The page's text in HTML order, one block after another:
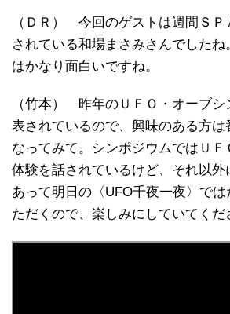
（ＤＲ） 今回のゲストは週間ＳＰ
されている和場まさみさんでした
はかなり面白いですね。
（竹本） 昨年のＵＦＯ・オーブシ
表されているので、興味のある方は
なってみて。シンポジウムではＵＦ
体験を話されているけど、それ以
あって明日の〈UFO千夜一夜〉で
ただくので、楽しみにしていてくだ